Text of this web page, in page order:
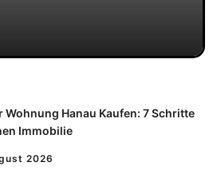
Wohnung Hanau Kaufen: 7 Schritte
Immobilie
2026